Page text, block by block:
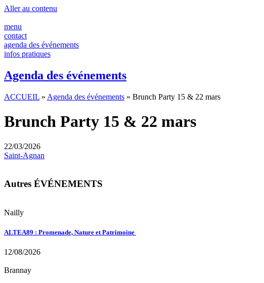
Aller au contenu
menu
contact
agenda des événements
infos pratiques
Agenda des événements
ACCUEIL » Agenda des événements » Brunch Party 15 & 22 mars
Brunch Party 15 & 22 mars
22/03/2026
Saint-Agnan
Autres ÉVÉNEMENTS
Nailly
ALTEA89 : Promenade, Nature et Patrimoine
12/08/2026
Brannay